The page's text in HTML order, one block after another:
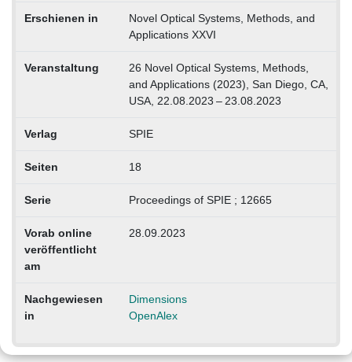
Erschienen in
Novel Optical Systems, Methods, and
Applications XXVI
Veranstaltung
26 Novel Optical Systems, Methods,
and Applications (2023), San Diego, CA,
USA, 22.08.2023 – 23.08.2023
Verlag SPIE
Seiten 18
Serie Proceedings of SPIE ; 12665
Vorab online
veröffentlicht
am
28.09.2023
Nachgewiesen
in
Dimensions
OpenAlex